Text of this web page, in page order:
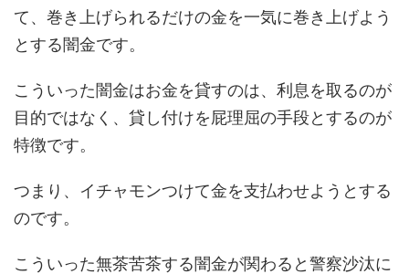
て、巻き上げられるだけの金を一気に巻き上げよう
とする闇金です。
こういった闇金はお金を貸すのは、利息を取るのが
目的ではなく、貸し付けを屁理屈の手段とするのが
特徴です。
つまり、イチャモンつけて金を支払わせようとする
のです。
こういった無茶苦茶する闇金が関わると警察沙汰に